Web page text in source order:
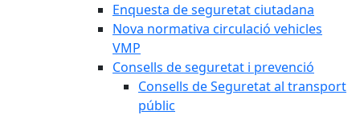
Enquesta de seguretat ciutadana
Nova normativa circulació vehicles
VMP
Consells de seguretat i prevenció
Consells de Seguretat al transport
públic